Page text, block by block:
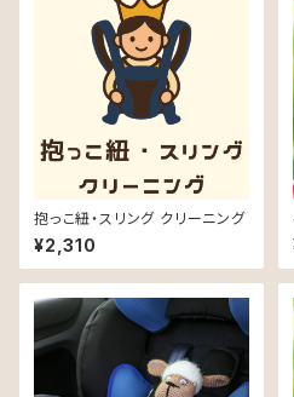
抱っこ紐・スリング クリーニング
¥2,310